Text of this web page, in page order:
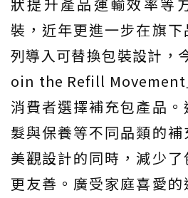
狀提升產品運輸效率等
裝，近年更進一步在旗
列導入可替換包裝設計，
oin the Refill Movement
消費者選擇補充包產品
髮與保養等不同品類的
美觀設計的同時，減少
更友善。廣受家庭喜愛